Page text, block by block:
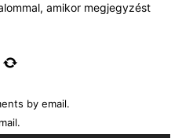
amikor megjegyzést
by email.